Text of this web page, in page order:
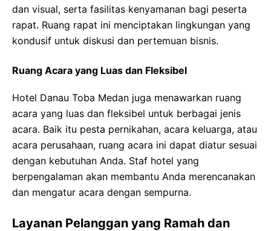
dan visual, serta fasilitas kenyamanan bagi peserta
rapat. Ruang rapat ini menciptakan lingkungan yang
kondusif untuk diskusi dan pertemuan bisnis.
Ruang Acara yang Luas dan Fleksibel
Hotel Danau Toba Medan juga menawarkan ruang
acara yang luas dan fleksibel untuk berbagai jenis
acara. Baik itu pesta pernikahan, acara keluarga, atau
acara perusahaan, ruang acara ini dapat diatur sesuai
dengan kebutuhan Anda. Staf hotel yang
berpengalaman akan membantu Anda merencanakan
dan mengatur acara dengan sempurna.
Layanan Pelanggan yang Ramah dan